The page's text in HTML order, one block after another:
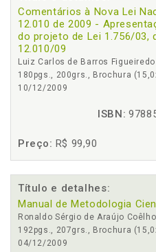
Comentários à Nova Lei
12.010 de 2009 -
do projeto de Lei 1.756/03,
12.010/09
Luiz Carlos de Barros Figueiredo
180pgs., 200grs., Brochura
10/12/2009
ISBN:
Preço: R$ 99,90
Título e detalhes:
Manual de Metodologia
Ronaldo Sérgio de Araújo Coêlho
192pgs., 207grs., Brochura
04/12/2009